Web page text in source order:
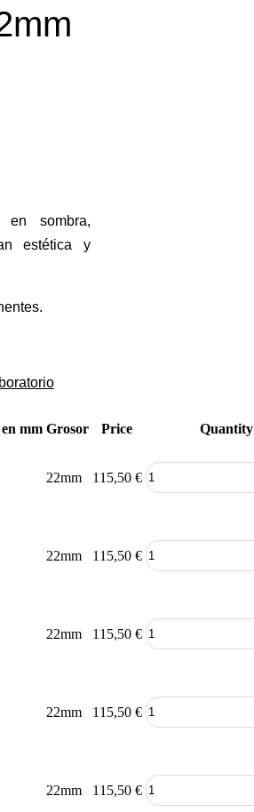
sombra,
estética y
mm Grosor Price Quantity
22mm 115,50 €
22mm 115,50 €
22mm 115,50 €
22mm 115,50 €
22mm 115,50 €